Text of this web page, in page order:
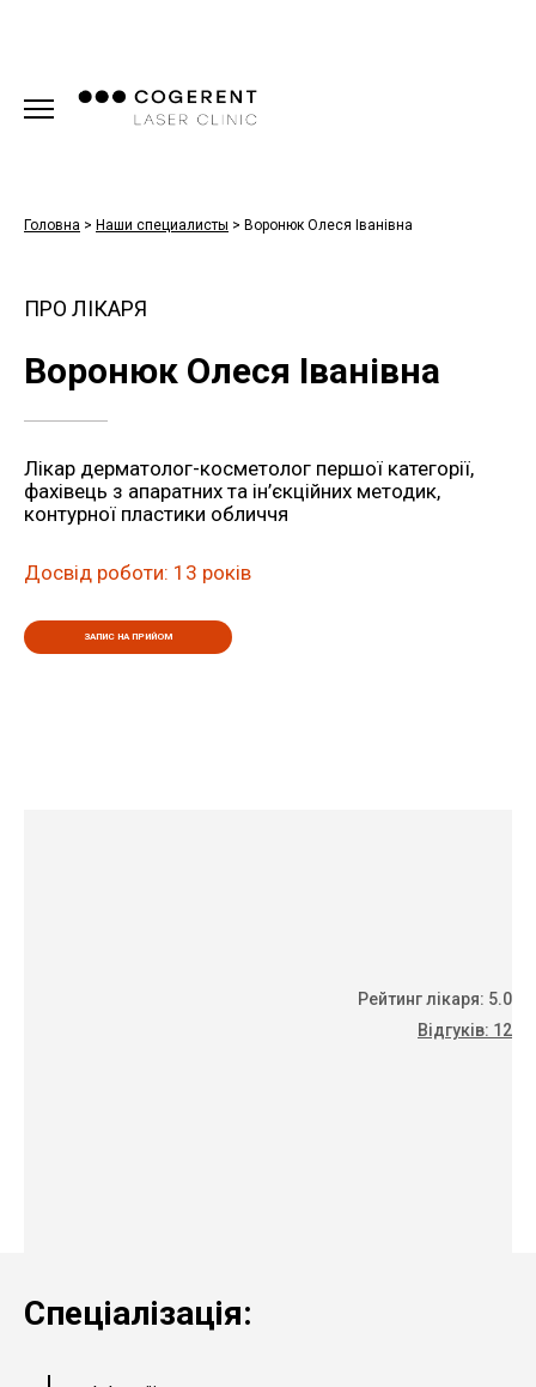
Головна > Наши специалисты > Воронюк Олеся Іванівна
ПРО ЛІКАРЯ
Воронюк Олеся Іванівна
Лікар дерматолог-косметолог першої категорії,
фахівець з апаратних та ін’єкційних методик,
контурної пластики обличчя
Досвід роботи: 13 років
ЗАПИС НА ПРИЙОМ
Рейтинг лікаря: 5.0
Відгуків: 12
Спеціалізація: